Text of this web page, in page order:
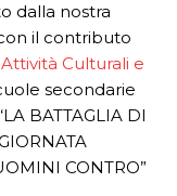
dalla nostra
il contributo
Culturali e
secondarie
BATTAGLIA DI
CONTRO”